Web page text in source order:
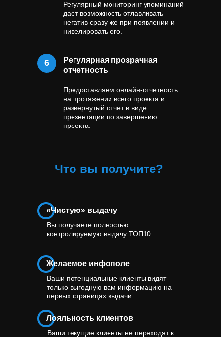
6
Регулярная прозрачная
отчетность
Регулярный мониторинг упоминаний
дает возможность отлавливать
негатив сразу же при появлении и
нивелировать его.
Что вы получите?
«Чистую» выдачу
Желаемое инфополе
Лояльность клиентов
Вы получаете полностью
контролируемую выдачу ТОП10.
Ваши потенциальные клиенты видят
только выгодную вам информацию на
первых страницах выдачи
Ваши текущие клиенты не переходят к
Предоставляем онлайн-отчетность
на протяжении всего проекта и
развернутый отчет в виде
презентации по завершению
проекта.